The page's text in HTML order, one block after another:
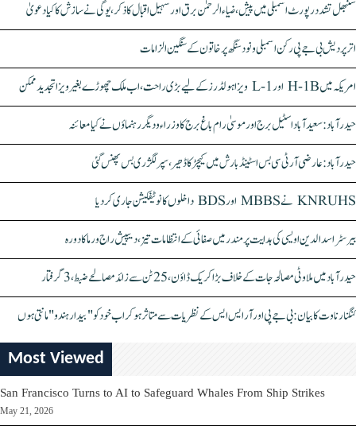
سنبھل تشدد رپورٹ اسمبلی میں پیش، ضیاء الرحمٰن برق اور سہیل اقبال کا ذکر، یوگی نے سازش کا کیا دعویٰ
اتر پردیش بی جے پی رکن اسمبلی ونود سنگھ پر خاتون کے سنگین الزامات
امریکہ میں H-1B اور L-1 ویزا ہولڈرز کے لیے بڑی راحت، اب ملک چھوڑے بغیر ویزا تجدید ممکن
حیدرآباد: سعیدآباد اسٹیل برج اور موسیٰ رام باغ برج کا وزراء و دیگر رہنماؤں نے کیا معائنہ
حیدرآباد: عارضی آر ٹی سی بس اسٹینڈ بارش میں کیچڑ کا ڈھیر، سپر لگژری بس پھنس گئی
KNRUHS نے MBBS اور BDS داخلوں کا نوٹیفکیشن جاری کر دیا
بیرسٹر اسدالدین اویسی کی ہدایت پر مندر میں صفائی کے انتظامات تیز، دیپیش راج ورما کا دورہ
حیدرآباد میں ملاوٹی مصالحہ جات کے خلاف بڑا کریک ڈاؤن، 25 ٹن سے زائد مصالحے ضبط، 3 گرفتار
کنگنا رناوت کا بیان: بی جے پی اور آر ایس ایس کے نظریات سے متاثر ہو کر اب خود کو "بیدار ہندو" مانتی ہوں
Most Viewed
San Francisco Turns to AI to Safeguard Whales From Ship Strikes
May 21, 2026